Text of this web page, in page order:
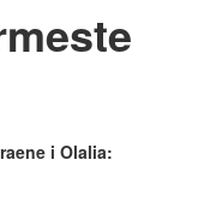
i Olalia: